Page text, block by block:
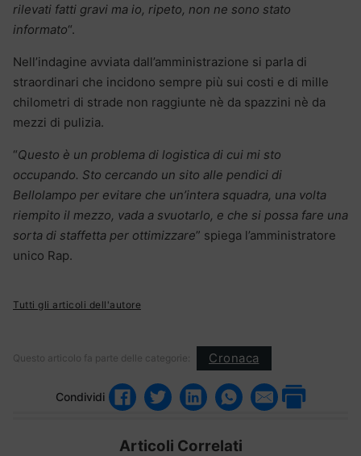
rilevati fatti gravi ma io, ripeto, non ne sono stato
informato“.
Nell’indagine avviata dall’amministrazione si parla di
straordinari che incidono sempre più sui costi e di mille
chilometri di strade non raggiunte nè da spazzini nè da
mezzi di pulizia.
“Questo è un problema di logistica di cui mi sto
occupando. Sto cercando un sito alle pendici di
Bellolampo per evitare che un’intera squadra, una volta
riempito il mezzo, vada a svuotarlo, e che si possa fare una
sorta di staffetta per ottimizzare” spiega l’amministratore
unico Rap.
Tutti gli articoli dell'autore
Questo articolo fa parte delle categorie: Cronaca
Condividi
Articoli Correlati